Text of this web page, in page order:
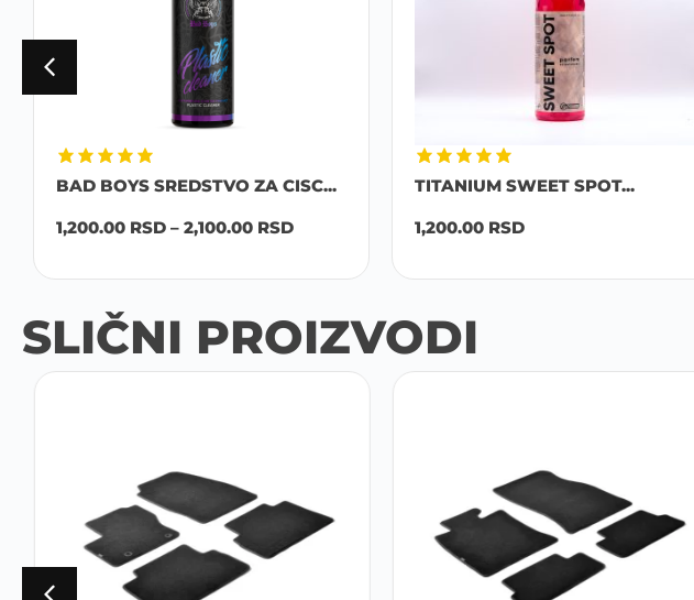
BAD BOYS SREDSTVO ZA CISC...
1,200.00 RSD – 2,100.00 RSD
TITANIUM SWEET SPOT...
1,200.00 RSD
SLIČNI PROIZVODI